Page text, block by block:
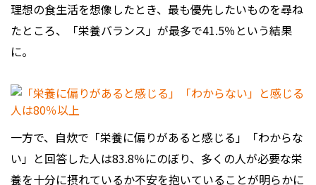
理想の食生活を想像したとき、最も優先したいものを尋ね
たところ、「栄養バランス」が最多で41.5％という結果
に。
一方で、自炊で「栄養に偏りがあると感じる」「わからな
い」と回答した人は83.8％にのぼり、多くの人が必要な栄
養を十分に摂れているか不安を抱いていることが明らかに